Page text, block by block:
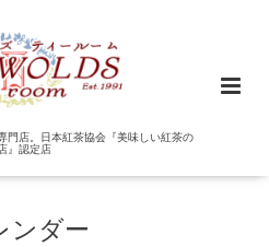
門店。日本紅茶協会『美味しい紅茶の
』認定店
ンダー